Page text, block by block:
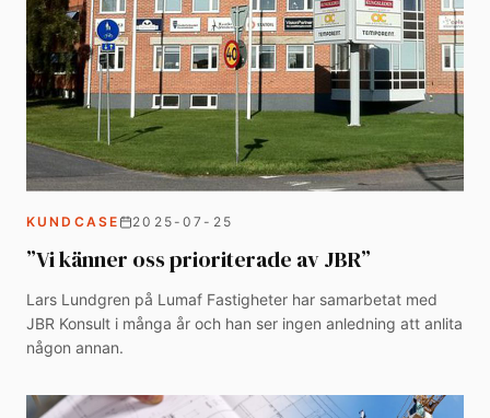
KUNDCASE 2025-07-25
”Vi känner oss prioriterade av JBR”
Lars Lundgren på Lumaf Fastigheter har samarbetat med
JBR Konsult i många år och han ser ingen anledning att anlita
någon annan.